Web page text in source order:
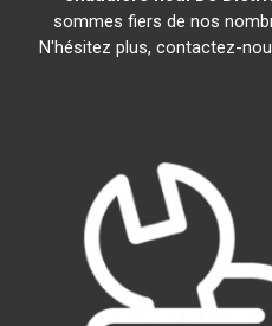
sommes fiers de nos
N'hésitez plus, contactez-